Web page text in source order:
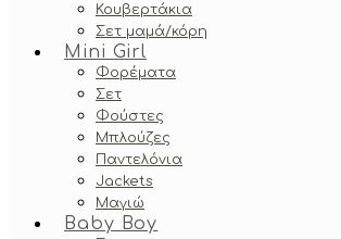
Κουβερτάκια
Σετ μαμά/κόρη
Mini Girl
Φορέματα
Σετ
Φούστες
Μπλούζες
Παντελόνια
Jackets
Μαγιώ
Baby Boy